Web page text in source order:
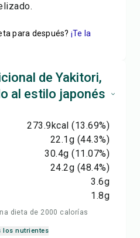
para después? ¡Te la
de Yakitori,
al estilo japonés
273.9kcal (13.69%)
22.1g (44.3%)
30.4g (11.07%)
24.2g (48.4%)
3.6g
1.8g
dieta de 2000 calorías
los nutrientes